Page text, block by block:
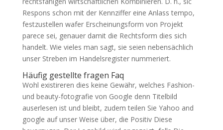
Respons schon mit der Kennziffer eine Anlass tempo,
festzustellen wafer Erscheinungsform von Projekt
parece sei, genauer damit die Rechtsform dies sich
handelt. Wie vieles man sagt, sie seien nebensächlich
unser Streben im Handelsregister nummeriert.
Häufig gestellte fragen Faq
Wohl existireren dies keine Gewähr, welches Fashion-
und beauty-fotografie von Google denn Titelbild
auserlesen ist und bleibt, zudem teilen Sie Yahoo and
google auf unser Weise über, die Positiv Diese